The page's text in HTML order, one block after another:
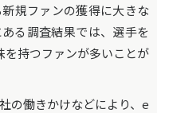
規ファンの獲得に大きな
る調査結果では、選手を
を持つファンが多いことが
の働きかけなどにより、e